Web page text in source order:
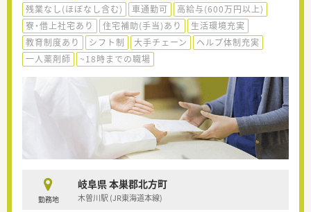
残業なし(ほぼなし含む)
車通勤可
高給与(600万円以上)
寮・借上社宅あり
住宅補助(手当)あり
生活環境充実
教育制度あり
シフト制 大手チェーン
ヘルプ体制充実
一人薬剤師
~18時までの職場
勤務地
岐阜県 本巣郡北方町
木曽川駅 (JR東海道本線)